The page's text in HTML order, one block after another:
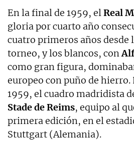
En la final de 1959, elReal
gloria por cuarto año
cuatro primeros años desde
torneo, y los blancos, con
como gran figura,
europeo con puño de hierro.
1959, el cuadro madridista
Stade de Reims, equipo al
primera edición, en el
Stuttgart (Alemania).